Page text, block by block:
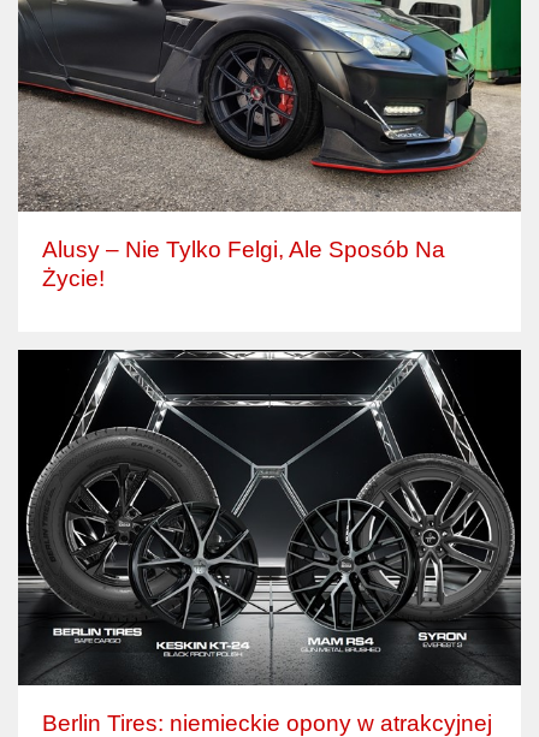
Alusy – Nie Tylko Felgi, Ale Sposób Na
Życie!
Berlin Tires: niemieckie opony w atrakcyjnej